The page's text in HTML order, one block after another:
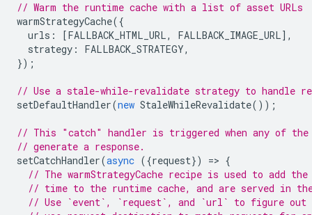
// Warm the runtime cache with a list of asset URLs
warmStrategyCache({
urls : [FALLBACK_HTML_URL, FALLBACK_IMAGE_URL],
strategy : FALLBACK_STRATEGY,
});
// Use a stale-while-revalidate strategy to handle
setDefaultHandler(new StaleWhileRevalidate());
// This "catch" handler is triggered when any of
// generate a response.
setCatchHandler(async ({request}) => {
// The warmStrategyCache recipe is used to add
// time to the runtime cache, and are served in
// Use `event`, `request`, and `url` to figure out